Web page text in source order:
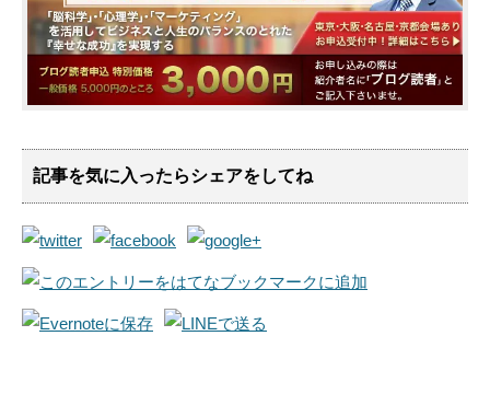
記事を気に入ったらシェアをしてね